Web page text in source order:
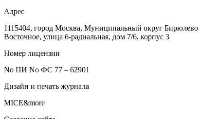
Адрес
1115404, город Москва, Муниципальный округ Бирюлево
Восточное, улица 6-радиальная, дом 7/6, корпус 3
Номер лицензии
No ПИ No ФС 77 – 62901
Дизайн и печать журнала
MICE&more